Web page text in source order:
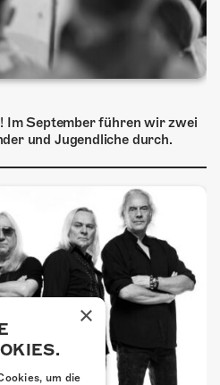
Im September führen wir zwei
und Jugendliche durch.
×
um die